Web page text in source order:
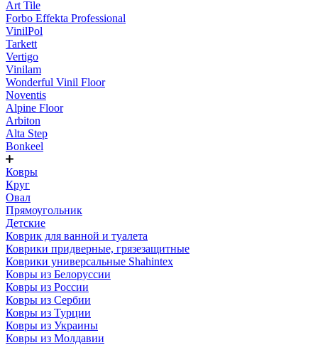
Art Tile
Forbo Effekta Professional
VinilPol
Tarkett
Vertigo
Vinilam
Wonderful Vinil Floor
Noventis
Alpine Floor
Arbiton
Alta Step
Bonkeel
Ковры
Круг
Овал
Прямоугольник
Детские
Коврик для ванной и туалета
Коврики придверные, грязезащитные
Коврики универсальные Shahintex
Ковры из Белоруссии
Ковры из России
Ковры из Сербии
Ковры из Турции
Ковры из Украины
Ковры из Молдавии